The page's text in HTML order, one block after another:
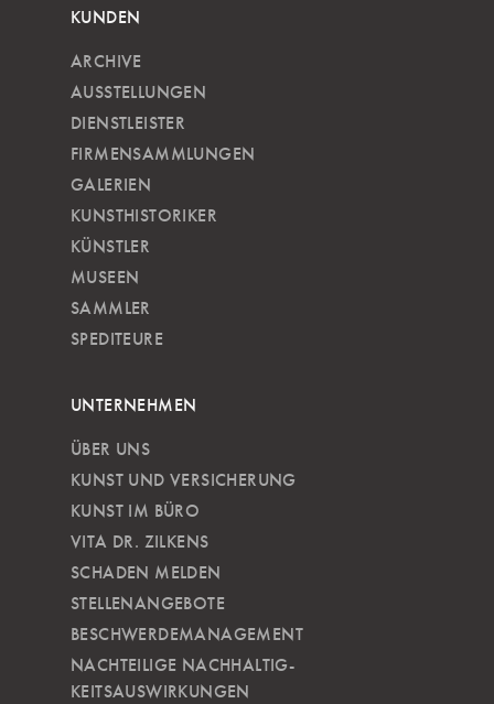
KUNDEN
ARCHIVE
AUSSTELLUNGEN
DIENSTLEISTER
FIRMENSAMMLUNGEN
GALERIEN
KUNSTHISTORIKER
KÜNSTLER
MUSEEN
SAMMLER
SPEDITEURE
UNTERNEHMEN
ÜBER UNS
KUNST UND VERSICHERUNG
KUNST IM BÜRO
VITA DR. ZILKENS
SCHADEN MELDEN
STELLENANGEBOTE
BESCHWERDEMANAGEMENT
NACHTEILIGE NACH­HALTIG­
KEITSAUSWIRKUNGEN